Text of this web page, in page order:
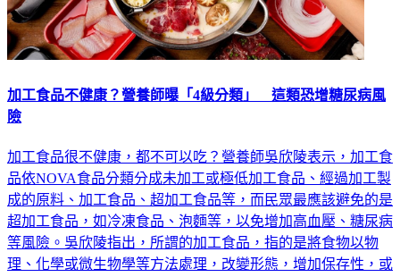
險
品依NOVA食品分類分成未加工或極低加工食品、經過加工製
成的原料、加工食品、超加工食品等，而民眾最應該避免的是
超加工食品，如冷凍食品、泡麵等，以免增加高血壓、糖尿病
等風險。吳欣陵指出，所謂的加工食品，指的是將食物以物
理、化學或微生物學等方法處理，改變形態，增加保存性，或
製造具有新性質的食品。目的是為了防止腐敗及變質、提高適